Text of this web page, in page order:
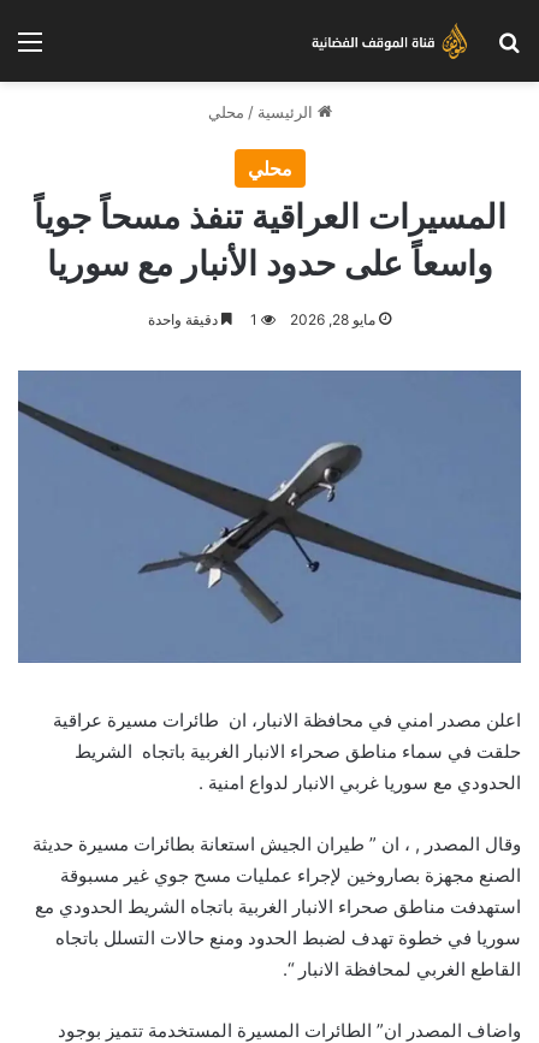
بحث عن
الرئيسية / محلي
محلي
المسيرات العراقية تنفذ مسحاً جوياً
واسعاً على حدود الأنبار مع سوريا
مايو 28, 2026 1 دقيقة واحدة
اعلن مصدر امني في محافظة الانبار، ان طائرات مسيرة عراقية
حلقت في سماء مناطق صحراء الانبار الغربية باتجاه الشريط
الحدودي مع سوريا غربي الانبار لدواع امنية .
وقال المصدر , ، ان ” طيران الجيش استعانة بطائرات مسيرة حديثة
الصنع مجهزة بصاروخين لإجراء عمليات مسح جوي غير مسبوقة
استهدفت مناطق صحراء الانبار الغربية باتجاه الشريط الحدودي مع
سوريا في خطوة تهدف لضبط الحدود ومنع حالات التسلل باتجاه
القاطع الغربي لمحافظة الانبار “.
واضاف المصدر ان” الطائرات المسيرة المستخدمة تتميز بوجود